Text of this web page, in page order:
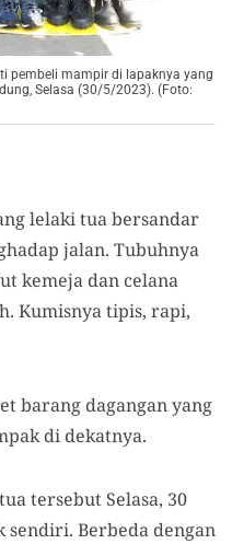
pembeli mampir di lapaknya yang
Selasa (30/5/2023). (Foto:
lelaki tua bersandar
jalan. Tubuhnya
kemeja dan celana
Kumisnya tipis, rapi,
barang dagangan yang
di dekatnya.
tersebut Selasa, 30
sendiri. Berbeda dengan